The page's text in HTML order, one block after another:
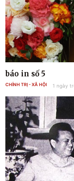
báo in số 5
CHÍNH TRỊ - XÃ HỘI 1 ngày